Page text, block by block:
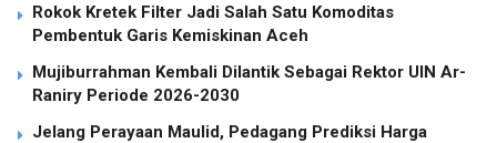
Rokok Kretek Filter Jadi Salah Satu Komoditas
Pembentuk Garis Kemiskinan Aceh
Mujiburrahman Kembali Dilantik Sebagai Rektor UIN Ar-
Raniry Periode 2026-2030
Jelang Perayaan Maulid, Pedagang Prediksi Harga